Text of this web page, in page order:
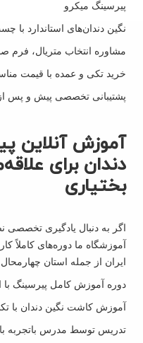
پیرسینگ میکرو
نگین دندان‌های استاندارد
مشاوره انتخاب متریال، فرم
خرید تکی و عمده با قیمت
پشتیبانی تخصصی پیش و پس
آموزش آنلاین
دندان برای
بختیاری
اگر به دنبال یادگیری تخصصی
آموزشگاه ما دوره‌های کاملاً
ایران از جمله استان
دوره آموزش کامل پیرسینگ با
آموزش کاشت نگین دندان با
تدریس توسط مدرس باتجربه با